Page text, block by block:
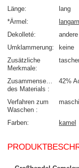
Länge
lang
*Ärmel
Dekolleté
andere
Umklammerung
keine
Zusätzliche
Merkmale
Zusammensetzung
des Materials
42%
Verfahren zum
Waschen
Farben kamel